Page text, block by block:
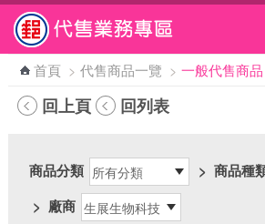
跳到主要內容區塊
首頁 > 代售商品一覽 > 一般代售商品
回上頁 回列表
商品分類 > 商品種
> 廠商